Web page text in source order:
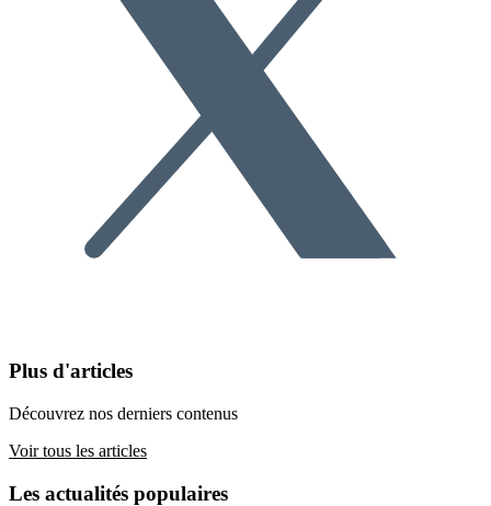
Plus d'articles
Découvrez nos derniers contenus
Voir tous les articles
Les actualités populaires